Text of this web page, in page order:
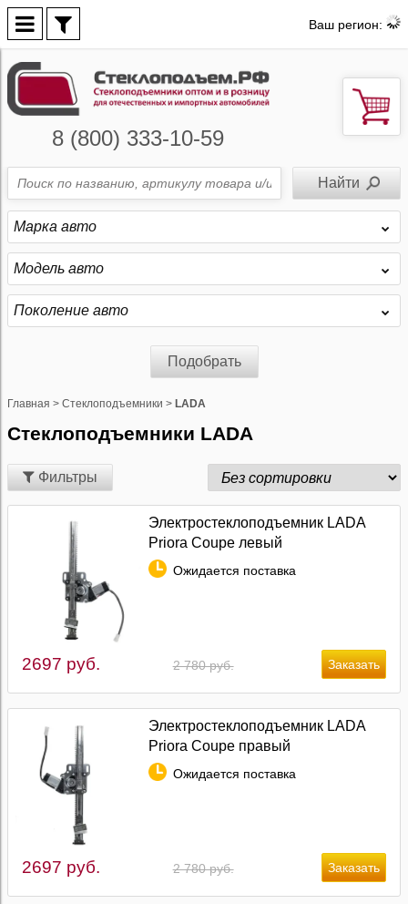
Ваш регион:
8 (800) 333-10-59
Марка авто
Модель авто
Поколение авто
Подобрать
Главная > Стеклоподъемники > LADA
Стеклоподъемники LADA
Фильтры
Электростеклоподъемник LADA
Priora Coupe левый
Ожидается поставка
2 780 руб.
2697 руб.
Электростеклоподъемник LADA
Priora Coupe правый
Ожидается поставка
2 780 руб.
2697 руб.